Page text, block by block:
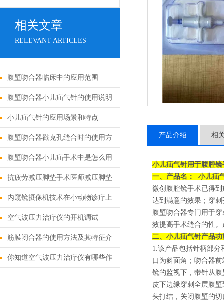
相关文章
RELEVANT ARTICLES
腹壁吻合器临床中的应用范围
腹壁吻合器小儿疝气针的使用说明
小儿疝气针的应用场景和特点
腹壁吻合器戳克孔缝合时的使用方
法
腹壁吻合器小儿疝手术中是怎么用
的
抗疲劳减压脚垫手术医师减压脚垫
的特点
内窥镜摄像机技术在小动物诊疗上
的应用有哪些?
空气波压力治疗仪的开机调试
筋膜闭合器的使用方法及其特征介
绍
你知道空气波压力治疗仪有哪些作
产品介绍 相
小儿疝气针用于腹腔
一、产品名： 小儿疝
微创腹腔镜手术已得
达到满意的效果；穿
腹壁吻合器专门用于
效提高手术缝合的性
二、 小儿疝气针产品
1.该产品包括针柄部
口为斜面角；吻合器
镜的监视下，带针从
皮下边缘穿刺全层腹
头打结，关闭腹壁的切